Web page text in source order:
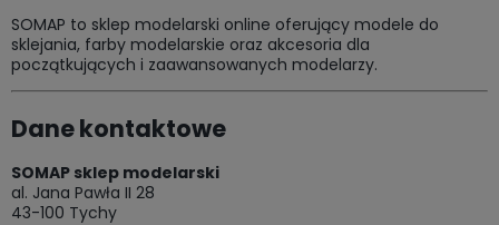
SOMAP to sklep modelarski online oferujący modele do
sklejania, farby modelarskie oraz akcesoria dla
początkujących i zaawansowanych modelarzy.
Dane kontaktowe
SOMAP sklep modelarski
al. Jana Pawła II 28
43-100 Tychy